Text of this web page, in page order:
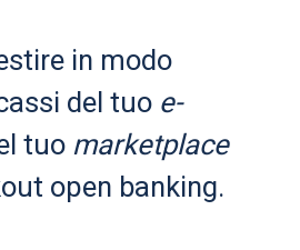
in modo
del tuo e-
tuo marketplace
open banking.